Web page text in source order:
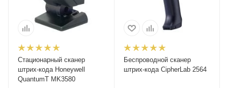
Стационарный сканер
штрих-кода Honeywell
QuantumT MK3580
Беспроводной сканер
штрих-кода CipherLab 2564